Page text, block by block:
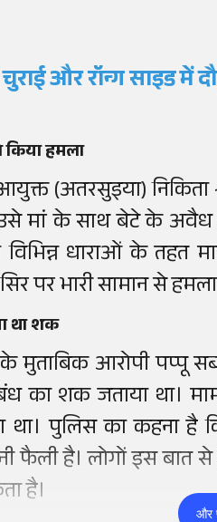
और रॉन्ग साइड में
किया हमला
(अतरसुइया) निकिता
मां के साथ बेटे के
विभिन्न धाराओं के तहत
पर भारी सामान से
था शक
के मुताबिक आरोपी
का शक जताया था।
था। पुलिस का कहना
फैली है। लोगों इस बात
है।
और